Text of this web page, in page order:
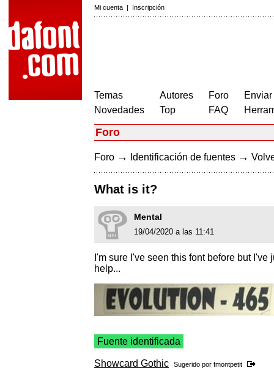
Mi cuenta | Inscripción
Temas
Novedades
Autores
Top
Foro
FAQ
Foro
Foro → Identificación de fuentes →
What is it?
Mental
19/04/2020 a las 11:41
I'm sure I've seen this font before but
help...
Fuente identificada
Showcard Gothic Sugerido por fmontpetit